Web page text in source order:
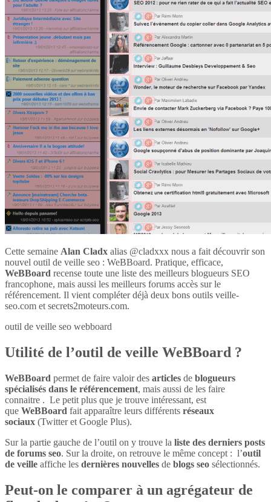
Cette semaine Alan Cladx alias @cladxxx nous a fait découvrir son
nouvel outil de veille seo : WeBBoard. Pratique, efficace,
WeBBoard recense toute une liste des meilleurs blogueurs SEO
francophone, mais aussi les meilleurs forums accès sur le
référencement. Il vient compléter déjà deux bons outils veille-
seo.com et secrets2moteurs.com.
outil de veille seo webboard
Utilité de l’outil de veille WeBBoard ?
WeBBoard permet de faire valoir des articles de blogueurs
spécialisés dans le référencement, mais aussi de les faire
connaitre . Le petit plus que je trouve intéressant, est
que WeBBoard fait apparaître leurs différents réseaux
sociaux (Twitter et Google Plus).
Sur la partie gauche de l’outil on y trouve la liste des derniers posts
de forums seo. Sur la droite, on retrouve le même concept : l’outil
de veille affiche les dernières nouvelles de blogs seo sélectionnés.
Peut-on le comparer à un agrégateur de